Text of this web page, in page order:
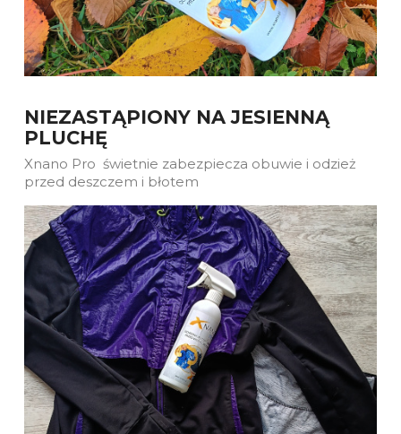
NIEZASTĄPIONY NA JESIENNĄ
PLUCHĘ
Xnano Pro świetnie zabezpiecza obuwie i odzież
przed deszczem i błotem